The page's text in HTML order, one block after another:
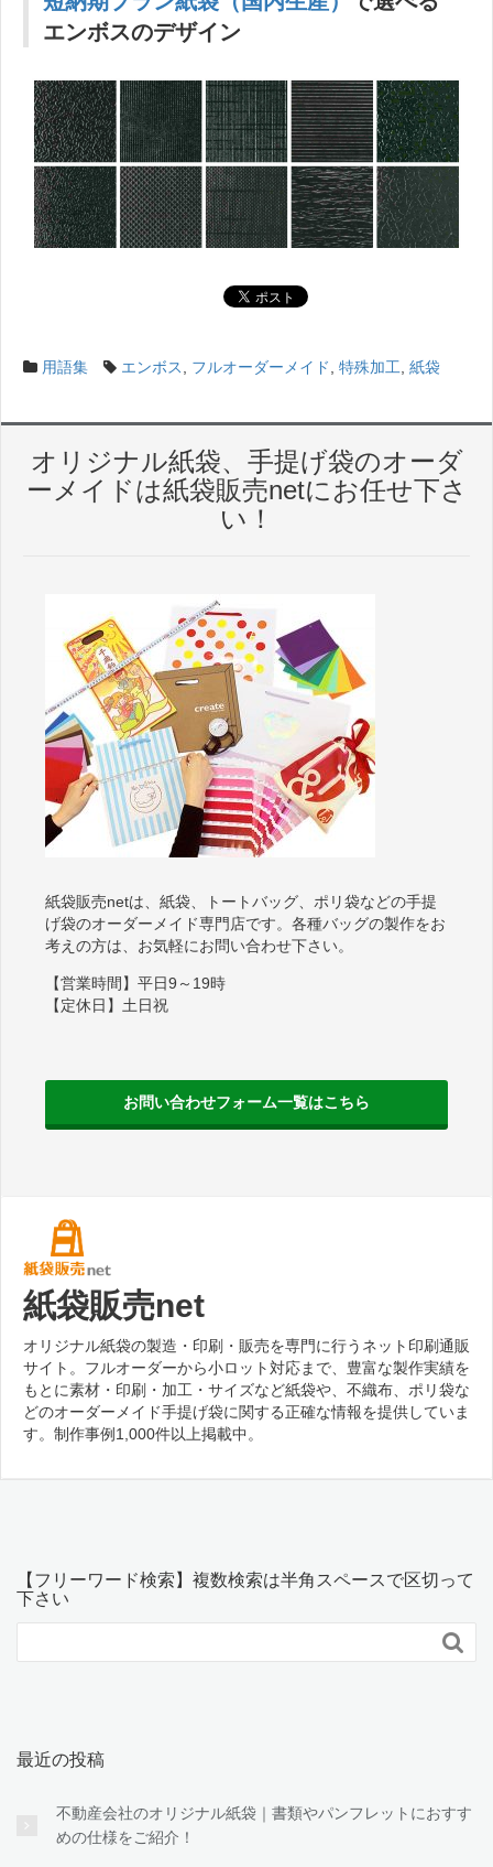
エンボスのデザイン
用語集 エンボス フルオーダーメイド 特殊加工 紙袋
オリジナル紙袋、手提げ袋のオーダ
ーメイドは紙袋販売netにお任せ下さ
い！
紙袋販売netは、紙袋、トートバッグ、ポリ袋などの手提
げ袋のオーダーメイド専門店です。各種バッグの製作をお
考えの方は、お気軽にお問い合わせ下さい。
【営業時間】平日9～19時
【定休日】土日祝
お問い合わせフォーム一覧はこちら
紙袋販売net
オリジナル紙袋の製造・印刷・販売を専門に行うネット印刷通販
サイト。フルオーダーから小ロット対応まで、豊富な製作実績を
もとに素材・印刷・加工・サイズなど紙袋や、不織布、ポリ袋な
どのオーダーメイド手提げ袋に関する正確な情報を提供していま
す。制作事例1,000件以上掲載中。
【フリーワード検索】複数検索は半角スペースで区切って
下さい

最近の投稿
不動産会社のオリジナル紙袋｜書類やパンフレットにおすす
めの仕様をご紹介！